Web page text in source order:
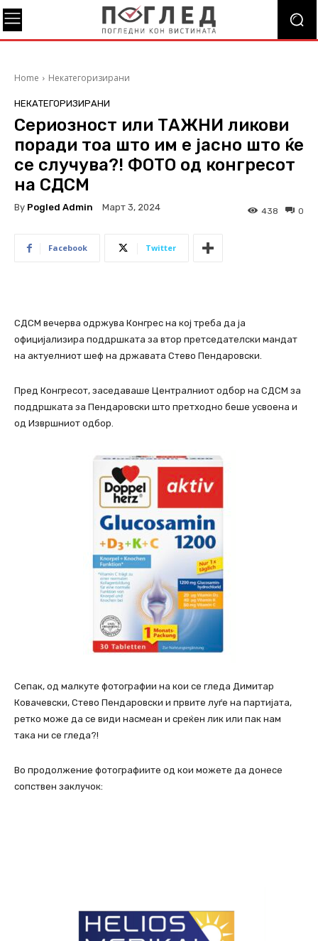
Home Некатегоризирани
НЕКАТЕГОРИЗИРАНИ
Сериозност или ТАЖНИ ликови
поради тоа што им е јасно што ќе
се случува?! ФОТО од конгресот
на СДСМ
By Pogled Admin Март 3, 2024 0
438
Facebook Twitter
СДСМ вечерва одржува Конгрес на кој треба да ја
официјализира поддршката за втор претседателски мандат
на актуелниот шеф на државата Стево Пендаровски.
Пред Конгресот, заседаваше Централниот одбор на СДСМ за
поддршката за Пендаровски што претходно беше усвоена и
од Извршниот одбор.
Сепак, од малкуте фотографии на кои се гледа Димитар
Ковачевски, Стево Пендаровски и првите луѓе на партијата,
ретко може да се види насмеан и среќен лик или пак нам
така ни се гледа?!
Во продолжение фотографиите од кои можете да донесе
сопствен заклучок: